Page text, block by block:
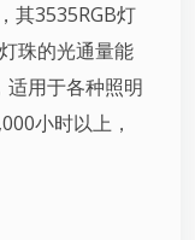
其3535RGB灯
珠的光通量能
用于各种照明
小时以上，